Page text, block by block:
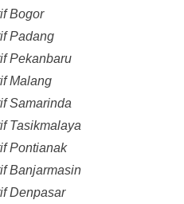
Bogor
Padang
Pekanbaru
Malang
Samarinda
Tasikmalaya
Pontianak
Banjarmasin
Denpasar